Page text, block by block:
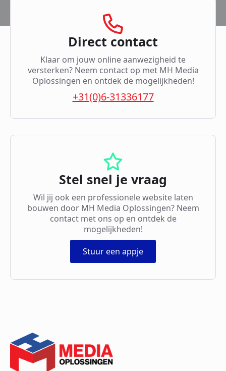
Direct contact
Klaar om jouw online aanwezigheid te
versterken? Neem contact op met MH Media
Oplossingen en ontdek de mogelijkheden!
+31(0)6-31336177
Stel snel je vraag
Wil jij ook een professionele website laten
bouwen door MH Media Oplossingen? Neem
contact met ons op en ontdek de
mogelijkheden!
Stuur een appje